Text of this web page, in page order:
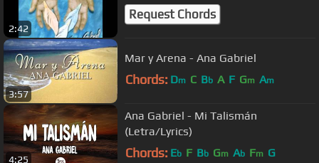
2:42
Request Chords
3:57
Mar y Arena - Ana Gabriel
Chords: Dm C Bb A F Gm Am
4:25
Ana Gabriel - Mi Talismán
(Letra/Lyrics)
Chords: Eb F Bb Gm Ab Fm G